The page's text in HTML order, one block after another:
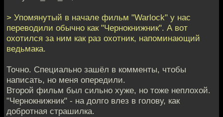
> Упомянутый в начале фильм "Warlock" у нас
переводили обычно как "Чернокнижник". А вот
охотился за ним как раз охотник, напоминающий
ведьмака.
Точно. Специально зашёл в комменты, чтобы
написать, но меня опередили.
Второй фильм был сильно хуже, но тоже неплохой.
"Чернокнижник" - на долго влез в голову, как
добротная страшилка.